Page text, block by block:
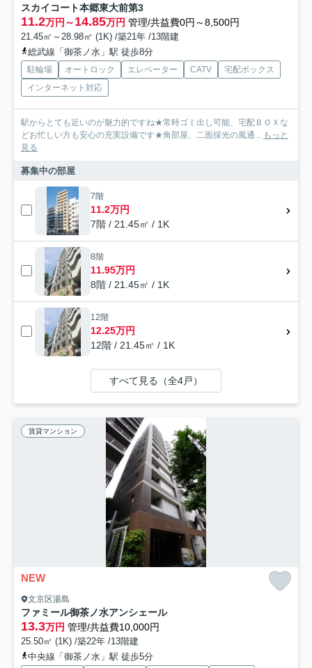
スカイコート本郷東大前第3
11.2万円～14.85万円 管理/共益費0円～8,500円
21.45㎡～28.98㎡ (1K) /築21年 /13階建
総武線「御茶ノ水」駅 徒歩8分
駐輪場 オートロック エレベーター CATV
宅配ボックス
インターネット対応
駅からとても近いのが魅力的ですね★常時ゴミ出し可能、宅配ＢＯＸな
どお忙しい方も安心の充実設備です★角部屋、二面採光の風通...
もっと
見る
募集中の部屋
7階
11.2万円
7階 / 21.45㎡ / 1K
8階
11.95万円
8階 / 21.45㎡ / 1K
12階
12.25万円
12階 / 21.45㎡ / 1K
すべて見る（全4戸）
賃貸マンション
NEW
文京区湯島
ファミール御茶ノ水アンシェール
13.3万円 管理/共益費10,000円
25.50㎡ (1K) /築22年 /13階建
中央線「御茶ノ水」駅 徒歩5分